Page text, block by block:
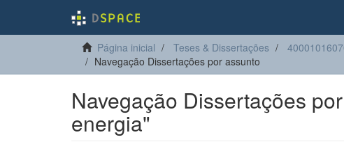
Página inicial Teses & Dissertações
Navegação Dissertações por assunto
Navegação Dissertações
energia"